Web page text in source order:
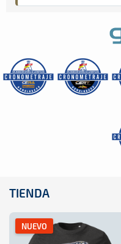
TIENDA
NUEVO